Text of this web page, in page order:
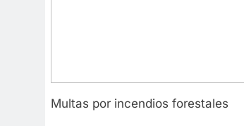
Multas por incendios forestales